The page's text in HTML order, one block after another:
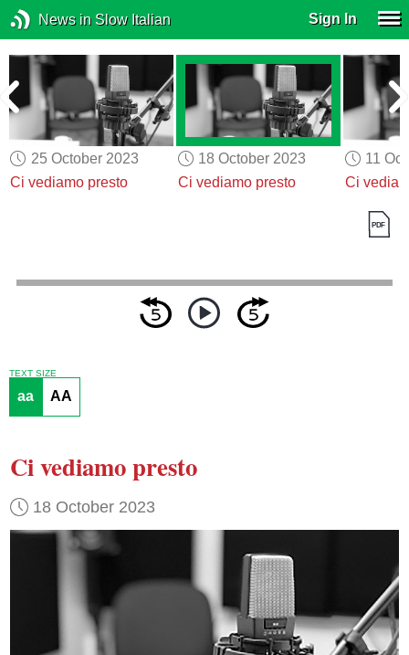
News in Slow Italian Sign In
25 October 2023
Ci vediamo presto
18 October 2023
Ci vediamo presto
11
Ci
TEXT SIZE
aa AA
Ci vediamo presto
18 October 2023